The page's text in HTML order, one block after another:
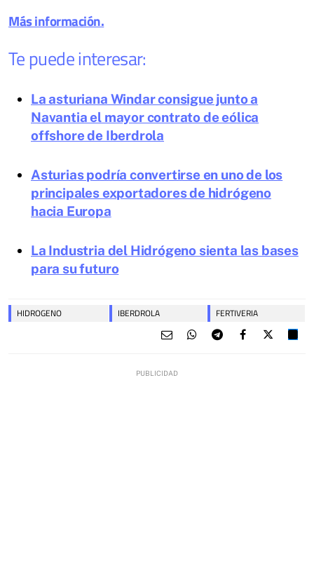
Más información.
Te puede interesar:
La asturiana Windar consigue junto a
Navantia el mayor contrato de eólica
offshore de Iberdrola
Asturias podría convertirse en uno de los
principales exportadores de hidrógeno
hacia Europa
La Industria del Hidrógeno sienta las bases
para su futuro
HIDROGENO IBERDROLA FERTIVERIA